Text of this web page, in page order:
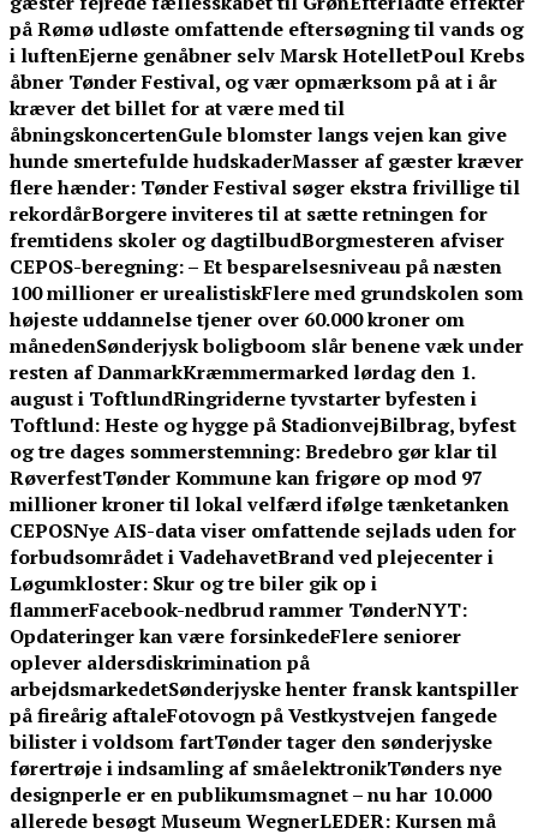
på Rømø udløste omfattende eftersøgning til vands og
i luftenEjerne genåbner selv Marsk HotelletPoul Krebs
åbner Tønder Festival, og vær opmærksom på at i år
kræver det billet for at være med til
åbningskoncertenGule blomster langs vejen kan give
hunde smertefulde hudskaderMasser af gæster kræver
flere hænder: Tønder Festival søger ekstra frivillige til
rekordårBorgere inviteres til at sætte retningen for
fremtidens skoler og dagtilbudBorgmesteren afviser
CEPOS-beregning: – Et besparelsesniveau på næsten
100 millioner er urealistiskFlere med grundskolen som
højeste uddannelse tjener over 60.000 kroner om
månedenSønderjysk boligboom slår benene væk under
resten af DanmarkKræmmermarked lørdag den 1.
august i ToftlundRingriderne tyvstarter byfesten i
Toftlund: Heste og hygge på StadionvejBilbrag, byfest
og tre dages sommerstemning: Bredebro gør klar til
RøverfestTønder Kommune kan frigøre op mod 97
millioner kroner til lokal velfærd ifølge tænketanken
CEPOSNye AIS-data viser omfattende sejlads uden for
forbudsområdet i VadehavetBrand ved plejecenter i
Løgumkloster: Skur og tre biler gik op i
flammerFacebook-nedbrud rammer TønderNYT:
Opdateringer kan være forsinkedeFlere seniorer
oplever aldersdiskrimination på
arbejdsmarkedetSønderjyske henter fransk kantspiller
på fireårig aftaleFotovogn på Vestkystvejen fangede
bilister i voldsom fartTønder tager den sønderjyske
førertrøje i indsamling af småelektronikTønders nye
designperle er en publikumsmagnet – nu har 10.000
allerede besøgt Museum WegnerLEDER: Kursen må